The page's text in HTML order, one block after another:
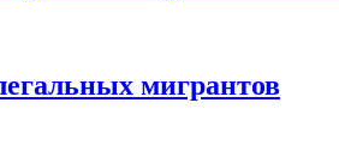
мигрантов